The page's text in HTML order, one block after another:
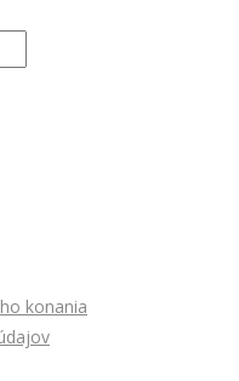
konania